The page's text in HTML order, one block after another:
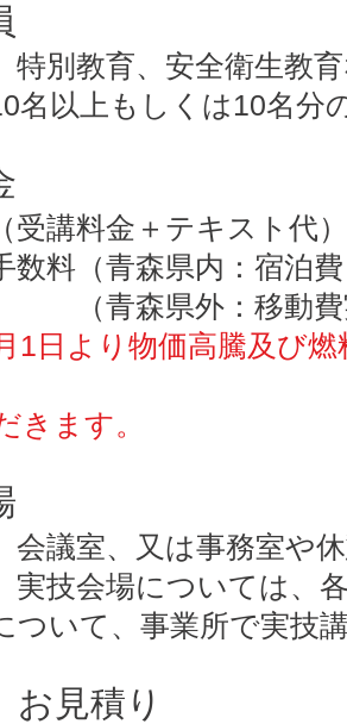
特別教育、安全衛生教
名以上もしくは10名分
受講料金＋テキスト代
数料（青森県内：宿
外：移動費実
1日より物価高騰及び
ます。
会議室、又は事務室や
実技会場については、
ついて、事業所で実技
見積り